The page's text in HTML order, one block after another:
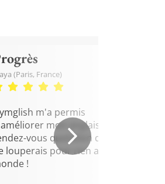
(Paris, France)
m'a permis
mon anglais. Un
vous quotidien que je
louperais pour rien au
!